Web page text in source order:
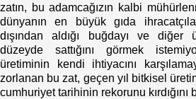
zatın, bu adamcağızın kalbi
dünyanın en büyük gıda
dışından aldığı buğdayı ve diğer
düzeyde sattığını görmek
üretiminin kendi ihtiyacını
zorlanan bu zat, geçen yıl bitkisel
cumhuriyet tarihinin rekorunu kırdığını